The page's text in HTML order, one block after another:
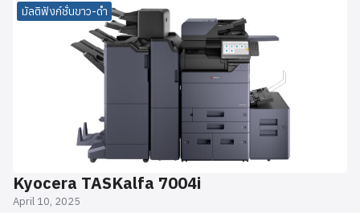
มัลติฟังก์ชั่นขาว-ดำ
Kyocera TASKalfa 7004i
April 10, 2025